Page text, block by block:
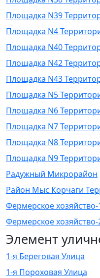
Площадка N39
Площадка N4
Площадка N40
Площадка N42
Площадка N43
Площадка N5
Площадка N6
Площадка N7
Площадка N8
Площадка N9
Радужный Микрорайон
Район Мыс Корчаги
Фермерское
Фермерское
Элемент
1-я Береговая Улица
1-я Пороховая Улица